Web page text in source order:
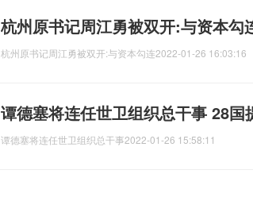
杭州原书记周江勇被双开:与资本勾
杭州原书记周江勇被双开:与资本勾连2022-01-26 16:03:16
谭德塞将连任世卫组织总干事 28国
谭德塞将连任世卫组织总干事2022-01-26 15:58:11